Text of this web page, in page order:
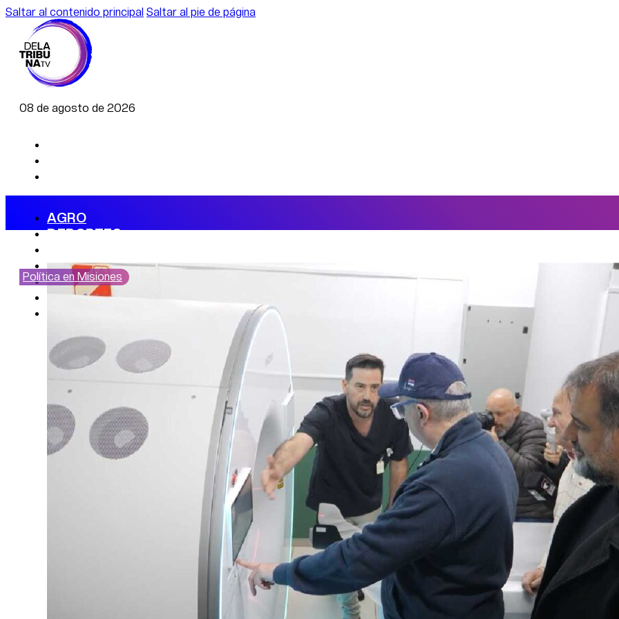
Saltar al contenido principal Saltar al pie de página
08 de agosto de 2026
AGRO
DEPORTES
POLÍTICA
CAMBIO CLIMÁTICO
DATA FIRME
Política en Misiones